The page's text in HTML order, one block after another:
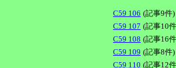
C59 106 (記事9件)
C59 107 (記事10
C59 108 (記事16
C59 109 (記事8件)
C59 110 (記事12